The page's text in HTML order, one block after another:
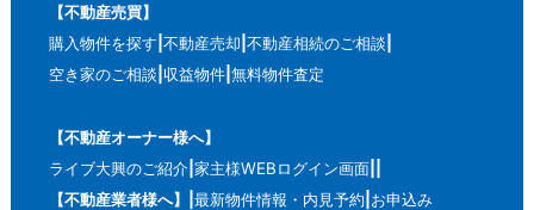
【不動産売買】
購入物件を探す 不動産売却 不動産相続のご相談
空き家のご相談 収益物件 無料物件査定
【不動産オーナー様へ】
ライブ大興のご紹介 家主様WEBログイン画面
【不動産業者様へ】
最新物件情報・内見予約 お申込み